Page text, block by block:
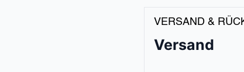
VERSAND &
Versand